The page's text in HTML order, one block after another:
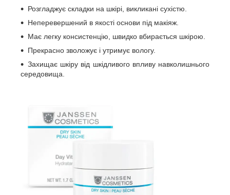
Розгладжує складки на шкірі, викликані сухістю.
Неперевершений в якості основи під макіяж.
Має легку консистенцію, швидко вбирається шкірою.
Прекрасно зволожує і утримує вологу.
Захищає шкіру від шкідливого впливу навколишнього
середовища.